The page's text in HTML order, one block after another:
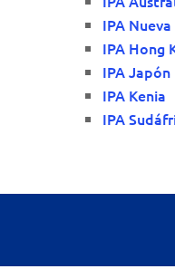
IPA
IPA Hong
IPA Japón
IPA Kenia
IPA